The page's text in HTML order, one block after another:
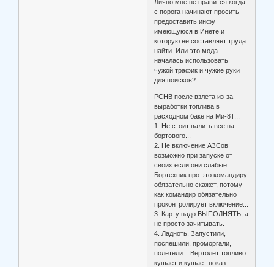
Лично мне не нравится когда
с порога начинают просить
предоставить инфу
имеющуюся в Инете и
которую не составляет труда
найти. Или это мода
началась использовать
чужой трафик и чужие руки
для поисков?
РСНВ после взлета из-за
выработки топлива в
расходном баке на Ми-8Т...
1. Не стоит валить все на
бортового...
2. Не включение АЗСов
возможно при запуске от
своих если они слабые.
Бортехник про это командиру
обязательно скажет, потому
как командир обязательно
проконтролирует включение...
3. Карту надо ВЫПОЛНЯТЬ, а
не просто зачитывать.
4. Ладноть. Запустили,
поспешили, проморгали,
полетели... Вертолет топливо
кушает и кушает показ